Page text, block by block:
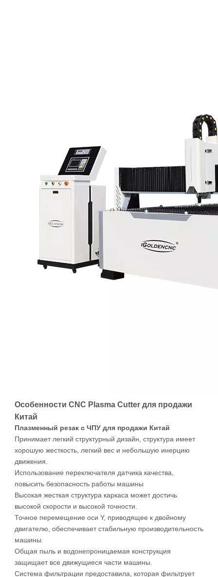
сталь, алюминий, чугун, нержавеющая сталь, медь и т. Д.
Особенности CNC Plasma Cutter для продажи
Китай
Плазменный резак с ЧПУ для продажи Китай
Принимает легкий структурный дизайн, структура имеет